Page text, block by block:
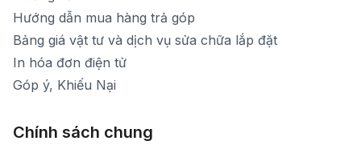
Hướng dẫn mua hàng trả góp
Bảng giá vật tư và dịch vụ sửa chữa lắp đặt
In hóa đơn điện tử
Góp ý, Khiếu Nại
Chính sách chung